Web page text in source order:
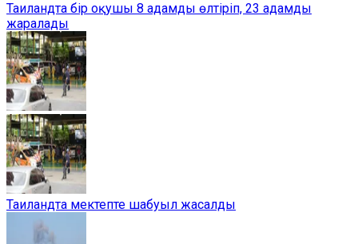
Таиландта бір оқушы 8 адамды өлтіріп, 23 адамды
жаралады
Таиландта мектепте шабуыл жасалды